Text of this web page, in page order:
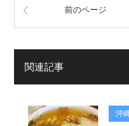
前のページ
関連記事
沖